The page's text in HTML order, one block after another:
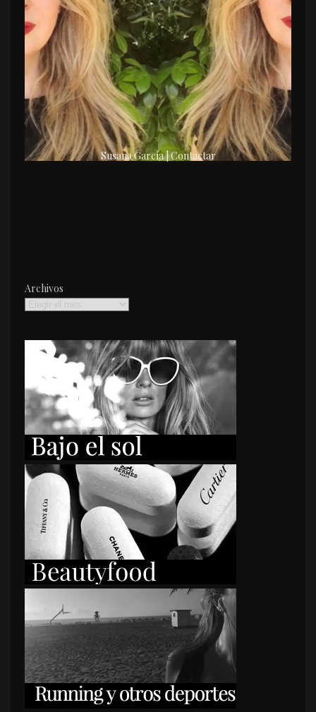
Susana García | Contactar
Archivos